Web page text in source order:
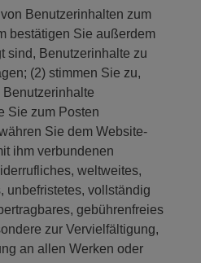
Benutzerinhalten zum
bestätigen Sie außerdem
sind, Benutzerinhalte zu
(2) stimmen Sie zu,
Sie zum Posten
Sie dem Website-
ihm verbundenen
weltweites,
unbefristetes, vollständig
gebührenfreies
zur Vervielfältigung,
an allen Werken oder